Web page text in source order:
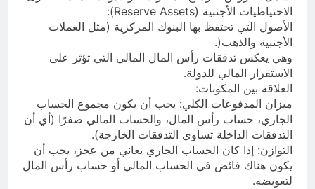
الاحتياطيات الأجنبية (Reserve Assets):
الأصول التي تحتفظ بها البنوك المركزية (مثل العملات
الأجنبية والذهب(.
وهي يعكس تدفقات رأس المال المالي التي تؤثر على
الاستقرار المالي للدولة.
العلاقة بين المكونات:
ميزان المدفوعات الكلي: يجب أن يكون مجموع الحساب
الجاري، حساب رأس المال، والحساب المالي صفرًا (أي أن
التدفقات الداخلة تساوي التدفقات الخارجة).
التوازن: إذا كان الحساب الجاري يعاني من عجز، يجب أن
يكون هناك فائض في الحساب المالي أو حساب رأس المال
لتعويضه.